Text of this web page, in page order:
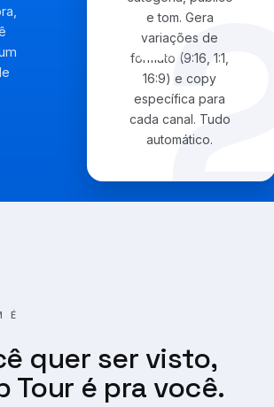
e tom. Gera
variações de
formato (9:16, 1:1,
16:9) e copy
específica para
cada canal. Tudo
automático.
É
quer ser visto,
Tour é pra você.